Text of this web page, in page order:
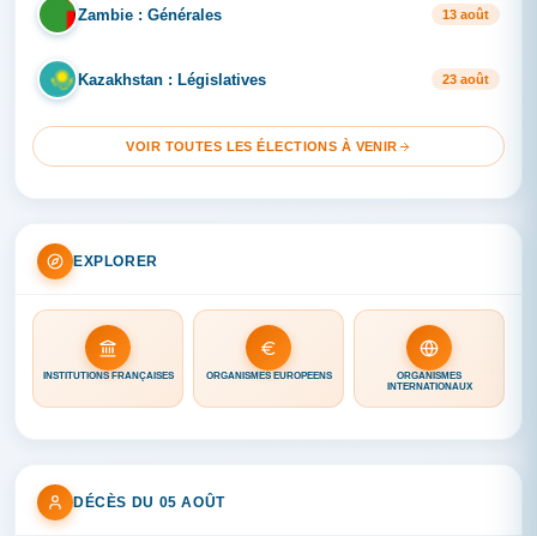
ZA Zambie : Générales 13 août
KA Kazakhstan : Législatives 23 août
VOIR TOUTES LES ÉLECTIONS À VENIR
EXPLORER
INSTITUTIONS FRANÇAISES ORGANISMES EUROPÉENS
ORGANISMES
INTERNATIONAUX
DÉCÈS DU 05 AOÛT